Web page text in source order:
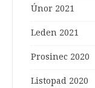
Únor 2021
Leden 2021
Prosinec 2020
Listopad 2020